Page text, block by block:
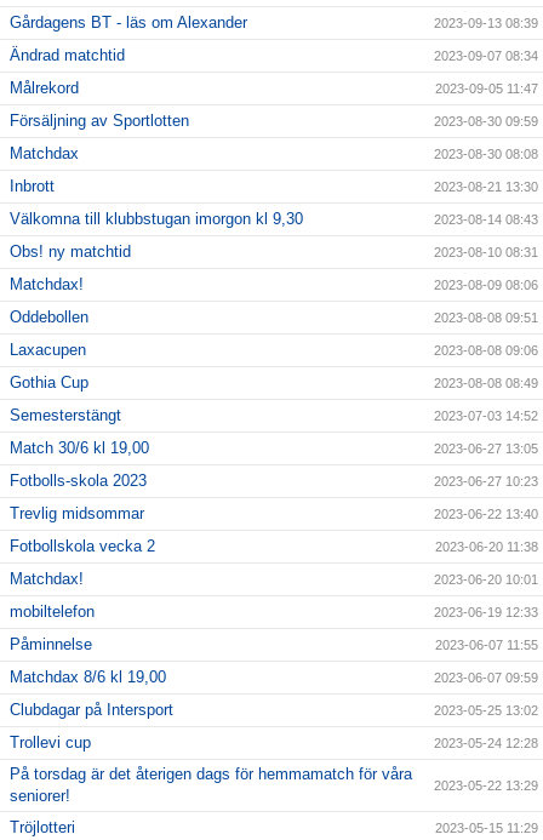
Gårdagens BT - läs om Alexander 2023-09-13 08:39
Ändrad matchtid 2023-09-07 08:34
Målrekord 2023-09-05 11:47
Försäljning av Sportlotten 2023-08-30 09:59
Matchdax 2023-08-30 08:08
Inbrott 2023-08-21 13:30
Välkomna till klubbstugan imorgon kl 9,30 2023-08-14 08:43
Obs! ny matchtid 2023-08-10 08:31
Matchdax! 2023-08-09 08:06
Oddebollen 2023-08-08 09:51
Laxacupen 2023-08-08 09:06
Gothia Cup 2023-08-08 08:49
Semesterstängt 2023-07-03 14:52
Match 30/6 kl 19,00 2023-06-27 13:05
Fotbolls-skola 2023 2023-06-27 10:23
Trevlig midsommar 2023-06-22 13:40
Fotbollskola vecka 2 2023-06-20 11:38
Matchdax! 2023-06-20 10:01
mobiltelefon 2023-06-19 12:33
Påminnelse 2023-06-07 11:55
Matchdax 8/6 kl 19,00 2023-06-07 09:59
Clubdagar på Intersport 2023-05-25 13:02
Trollevi cup 2023-05-24 12:28
På torsdag är det återigen dags för hemmamatch för våra
seniorer!
2023-05-22 13:29
Tröjlotteri 2023-05-15 11:29